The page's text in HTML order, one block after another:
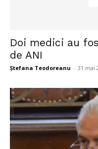
Doi medici au
de ANI
Ștefana Teodoreanu - 31 mai